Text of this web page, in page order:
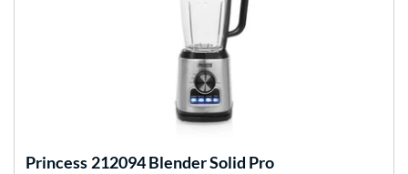
Princess 212094 Blender Solid Pro